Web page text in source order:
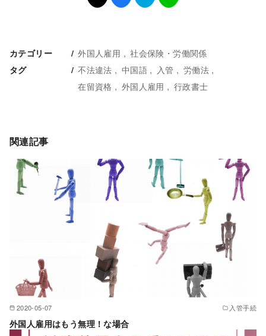
カテゴリー 外国人雇用 社会保険・労働関係
タグ 不法違法 中国語 入管
労働法
在留資格
外国人雇用 行政書士
関連記事
2020-05-07 入管手続
外国人雇用はもう無理！な場合